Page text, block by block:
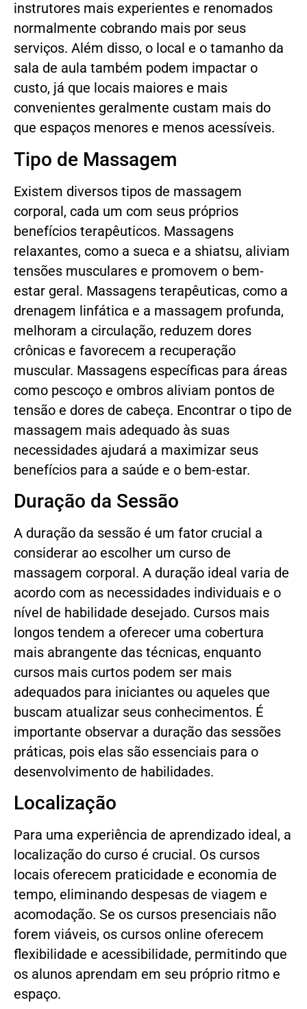
instrutores mais experientes e renomados
normalmente cobrando mais por seus
serviços. Além disso, o local e o tamanho da
sala de aula também podem impactar o
custo, já que locais maiores e mais
convenientes geralmente custam mais do
que espaços menores e menos acessíveis.
Tipo de Massagem
Existem diversos tipos de massagem
corporal, cada um com seus próprios
benefícios terapêuticos. Massagens
relaxantes, como a sueca e a shiatsu, aliviam
tensões musculares e promovem o bem-
estar geral. Massagens terapêuticas, como a
drenagem linfática e a massagem profunda,
melhoram a circulação, reduzem dores
crônicas e favorecem a recuperação
muscular. Massagens específicas para áreas
como pescoço e ombros aliviam pontos de
tensão e dores de cabeça. Encontrar o tipo de
massagem mais adequado às suas
necessidades ajudará a maximizar seus
benefícios para a saúde e o bem-estar.
Duração da Sessão
A duração da sessão é um fator crucial a
considerar ao escolher um curso de
massagem corporal. A duração ideal varia de
acordo com as necessidades individuais e o
nível de habilidade desejado. Cursos mais
longos tendem a oferecer uma cobertura
mais abrangente das técnicas, enquanto
cursos mais curtos podem ser mais
adequados para iniciantes ou aqueles que
buscam atualizar seus conhecimentos. É
importante observar a duração das sessões
práticas, pois elas são essenciais para o
desenvolvimento de habilidades.
Localização
Para uma experiência de aprendizado ideal, a
localização do curso é crucial. Os cursos
locais oferecem praticidade e economia de
tempo, eliminando despesas de viagem e
acomodação. Se os cursos presenciais não
forem viáveis, os cursos online oferecem
flexibilidade e acessibilidade, permitindo que
os alunos aprendam em seu próprio ritmo e
espaço.